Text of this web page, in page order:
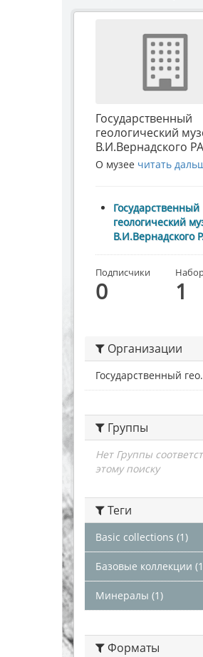
Государственный
геологический
В.И.Вернадского
О музее читать
Государственный
геологический
В.И.Вернадского
Подписчики
0 1
Организации
Государственный
Группы
Нет Группы
этому поиску
Теги
Basic collections (1)
Базовые коллекции
Минералы (1)
Форматы